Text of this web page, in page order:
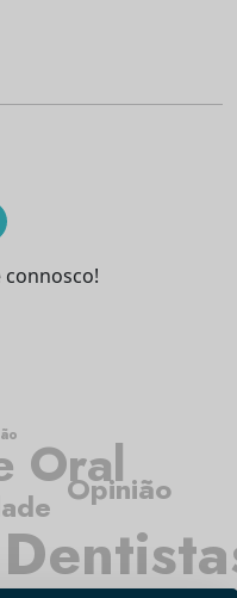
connosco!
Oral
Opinião